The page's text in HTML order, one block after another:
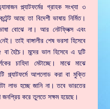
প্ল্যাটফর্মের গ্রাহক সংখ্যা ৩
আছে তা বিদেশী ভাষায় নির্মিত।
ভাষা বোঝে না। আর নেটফ্লিক্স এবং
তাই বাঙ্গালীর শেষ ভরসা হিসেবে
বা হৈচৈ। মন্দের ভাল হিসেবে এ দুটি
চাহিদা মেটাচ্ছে। মাঝে মাঝে
প্ল্যাটফর্মে আপলোড করা বা মুক্তি
লাভ হচ্ছে জানি না। তবে ভারতের
জনপ্রিয় করে তুলতে সক্ষম হয়েছে।